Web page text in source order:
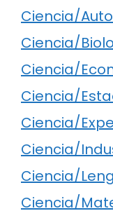
Ciencia/
Ciencia/
Ciencia/
Ciencia/
Ciencia/
Ciencia/
Ciencia/
Ciencia/